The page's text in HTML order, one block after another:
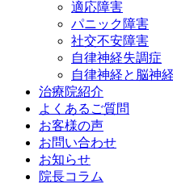
適応障害
パニック障害
社交不安障害
自律神経失調症
自律神経と脳神経
治療院紹介
よくあるご質問
お客様の声
お問い合わせ
お知らせ
院長コラム